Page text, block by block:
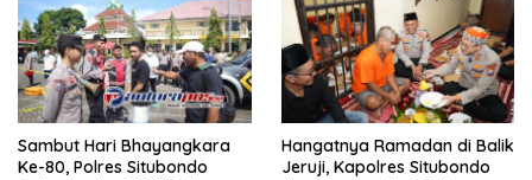
Sambut Hari Bhayangkara
Ke-80, Polres Situbondo
Hangatnya Ramadan di Balik
Jeruji, Kapolres Situbondo